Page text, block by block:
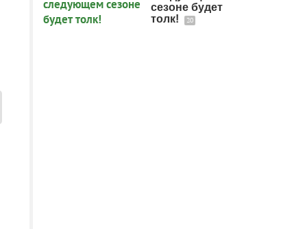
сезоне будет
толк!
20